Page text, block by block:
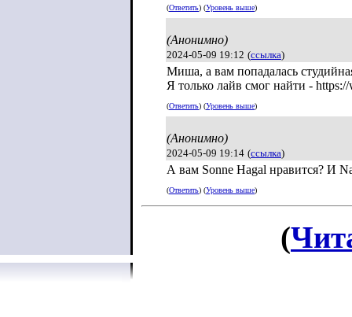
(Ответить) (Уровень выше)
(Анонимно)
2024-05-09 19:12 (ссылка)
Миша, а вам попадалась
Я только лайв смог найти -
(Ответить) (Уровень выше)
(Анонимно)
2024-05-09 19:14 (ссылка)
А вам Sonne Hagal нравится? И
(Ответить) (Уровень выше)
(